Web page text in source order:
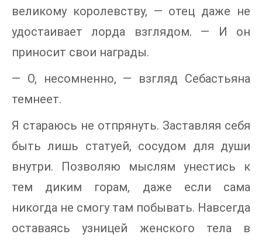
великому королевству, — отец даже не
удостаивает лорда взглядом. — И он
приносит свои награды.
— О, несомненно, — взгляд Себастьяна
темнеет.
Я стараюсь не отпрянуть. Заставляя себя
быть лишь статуей, сосудом для души
внутри. Позволяю мыслям унестись к
тем диким горам, даже если сама
никогда не смогу там побывать. Навсегда
оставаясь узницей женского тела в